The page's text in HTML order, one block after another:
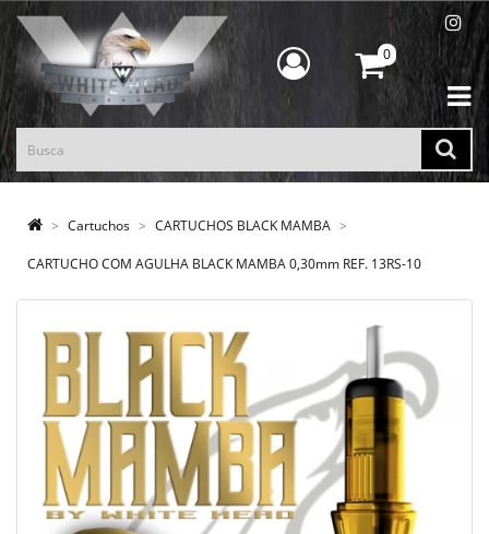
0
Cartuchos CARTUCHOS BLACK MAMBA
CARTUCHO COM AGULHA BLACK MAMBA 0,30mm REF. 13RS-10